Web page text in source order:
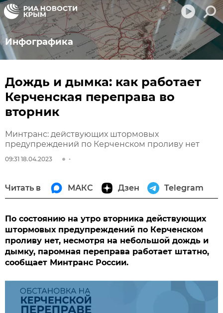
Инфографика
Дождь и дымка: как работает
Керченская переправа во
вторник
Минтранс: действующих штормовых
предупреждений по Керченском проливу нет
09:31 18.04.2023
Читать в МАКС Дзен Telegram
По состоянию на утро вторника действующих
штормовых предупреждений по Керченском
проливу нет, несмотря на небольшой дождь и
дымку, паромная переправа работает штатно,
сообщает Минтранс России.